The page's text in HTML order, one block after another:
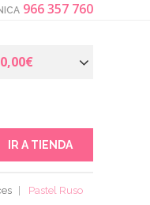
966 357 760
0,00€
IR A TIENDA
Pastel Ruso